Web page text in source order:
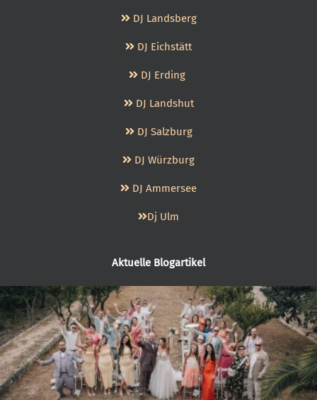
DJ Landsberg
DJ Eichstätt
DJ Erding
DJ Landshut
DJ Salzburg
DJ Würzburg
DJ Ammersee
Dj Ulm
Aktuelle Blogartikel